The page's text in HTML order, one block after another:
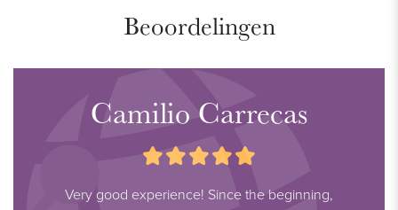
Beoordelingen
Camilio Carrecas
Very good experience! Since the beginning,